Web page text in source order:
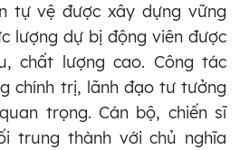
tự vệ được xây dựng vững
lượng dự bị động viên được
chất lượng cao. Công tác
chính trị, lãnh đạo tư tưởng
trọng. Cán bộ, chiến sĩ
trung thành với chủ nghĩa